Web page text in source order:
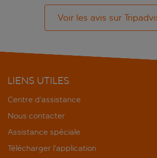
Voir les avis sur
LIENS UTILES
Centre d’assistance
Nous contacter
Assistance spéciale
Télécharger l’application